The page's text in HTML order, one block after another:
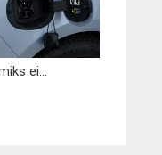
ei...